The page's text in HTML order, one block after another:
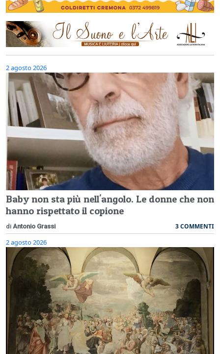
2 agosto 2026
Baby non sta più nell'angolo. Le donne che non
hanno rispettato il copione
di Antonio Grassi 3 COMMENTI
2 agosto 2026